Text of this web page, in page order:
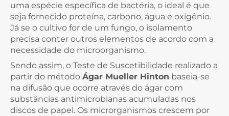
uma espécie específica de bactéria, o ideal é que
seja fornecido proteína, carbono, água e oxigênio.
Já se o cultivo for de um fungo, o isolamento
precisa conter outros elementos de acordo com a
necessidade do microorganismo.
Sendo assim, o Teste de Suscetibilidade realizado a
partir do método Ágar Mueller Hinton baseia-se
na difusão que ocorre através do ágar com
substâncias antimicrobianas acumuladas nos
discos de papel. Os microrganismos crescem por